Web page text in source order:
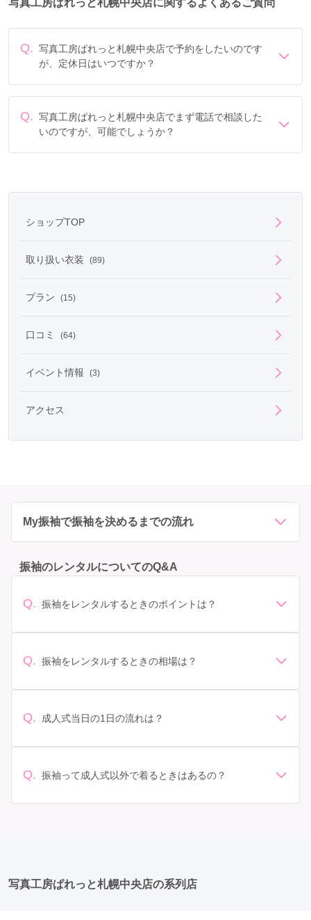
写真工房ぱれっと札幌中央店に関するよくあるご質問
Q. 写真工房ぱれっと札幌中央店で予約をしたいのです
が、定休日はいつですか？
ております。12/31〜1/3は年末年始休業日となります)で
Q. 写真工房ぱれっと札幌中央店でまず電話で相談した
いのですが、可能でしょうか？
ショップTOP
取り扱い衣装 (89)
プラン (15)
口コミ (64)
イベント情報 (3)
アクセス
My振袖で振袖を決めるまでの流れ
振袖のレンタルについてのQ&A
Q. 振袖をレンタルするときのポイントは？
があります。 サイズ選び: 自分の体型に合ったサイズを
ンタル料金に含まれるもの（小物や帯、草履など）を確
っかり確認しておく必要があります。 お店選び: 評判や
しょう。
Q. 振袖をレンタルするときの相場は？
されています。 高級なものやブランド物になると、それ
Q. 成人式当日の1日の流れは？
人式: 一般的に午前中に成人式が行わる場合が多いです
Q. 振袖って成人式以外で着るときはあるの？
写真工房ぱれっと札幌中央店の系列店